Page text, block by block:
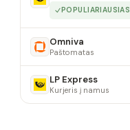
POPULIARIAUSIAS
Omniva
Paštomatas
LP Express
Kurjeris į namus